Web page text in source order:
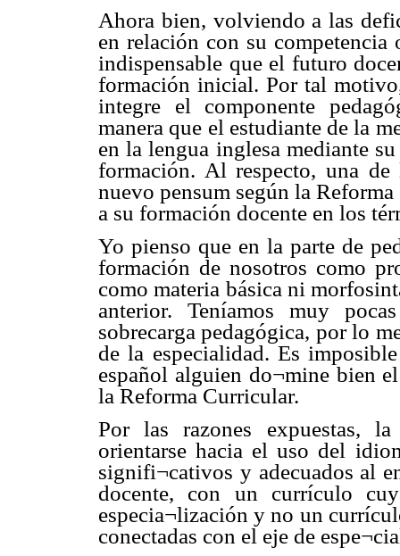
Ahora bien, volviendo a las
en relación con su competencia
indispensable que el futuro
formación inicial. Por tal
integre el componente
manera que el estudiante de la
en la lengua inglesa mediante
formación. Al respecto, una de
nuevo pensum según la
a su formación docente en los
Yo pienso que en la parte de
formación de nosotros como
como materia básica ni
anterior. Teníamos muy
sobrecarga pedagógica, por lo
de la especialidad. Es
español alguien do¬mine bien
la Reforma Curricular.
Por las razones expuestas,
orientarse hacia el uso del
signifi¬cativos y adecuados al
docente, con un currículo
especia¬lización y no un
conectadas con el eje de